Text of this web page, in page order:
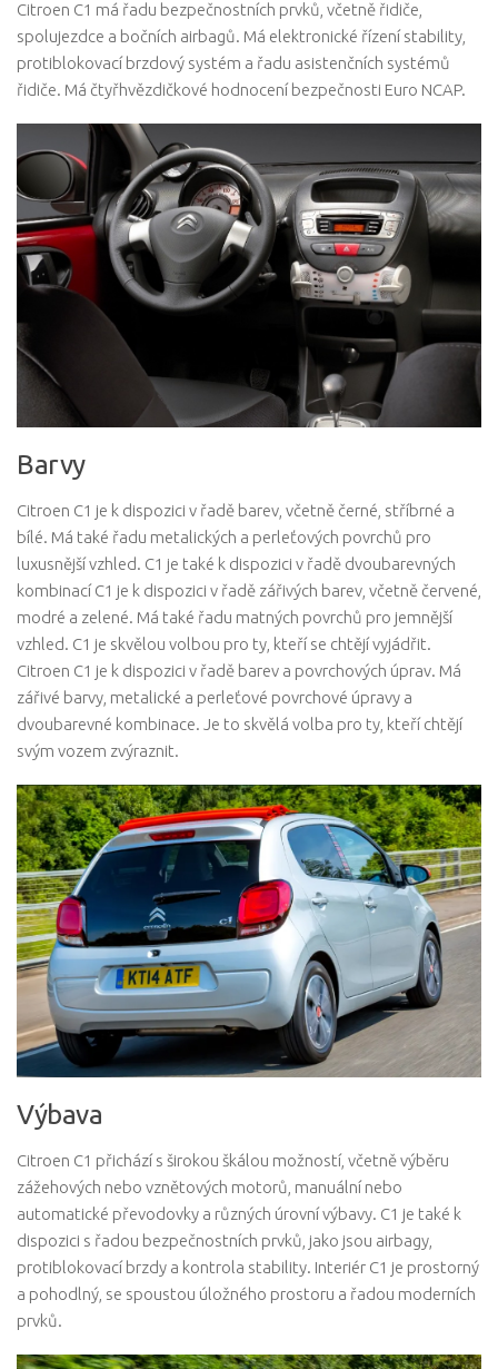
Citroen C1 má řadu bezpečnostních prvků, včetně řidiče,
spolujezdce a bočních airbagů. Má elektronické řízení stability,
protiblokovací brzdový systém a řadu asistenčních systémů
řidiče. Má čtyřhvězdičkové hodnocení bezpečnosti Euro NCAP.
Barvy
Citroen C1 je k dispozici v řadě barev, včetně černé, stříbrné a
bílé. Má také řadu metalických a perleťových povrchů pro
luxusnější vzhled. C1 je také k dispozici v řadě dvoubarevných
kombinací C1 je k dispozici v řadě zářivých barev, včetně červené,
modré a zelené. Má také řadu matných povrchů pro jemnější
vzhled. C1 je skvělou volbou pro ty, kteří se chtějí vyjádřit.
Citroen C1 je k dispozici v řadě barev a povrchových úprav. Má
zářivé barvy, metalické a perleťové povrchové úpravy a
dvoubarevné kombinace. Je to skvělá volba pro ty, kteří chtějí
svým vozem zvýraznit.
Výbava
Citroen C1 přichází s širokou škálou možností, včetně výběru
zážehových nebo vznětových motorů, manuální nebo
automatické převodovky a různých úrovní výbavy. C1 je také k
dispozici s řadou bezpečnostních prvků, jako jsou airbagy,
protiblokovací brzdy a kontrola stability. Interiér C1 je prostorný
a pohodlný, se spoustou úložného prostoru a řadou moderních
prvků.